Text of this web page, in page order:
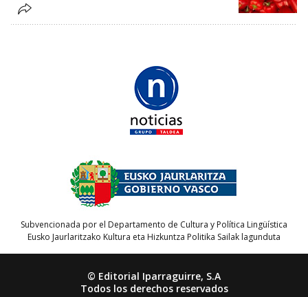
Subvencionada por el Departamento de Cultura y Política Lingüística
Eusko Jaurlaritzako Kultura eta Hizkuntza Politika Sailak lagunduta
© Editorial Iparraguirre, S.A
Todos los derechos reservados